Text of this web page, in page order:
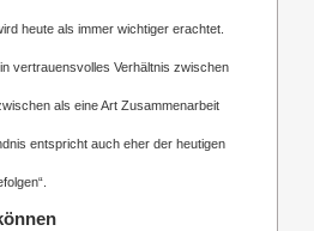
heute als immer wichtiger erachtet.
vertrauensvolles Verhältnis zwischen
als eine Art Zusammenarbeit
entspricht auch eher der heutigen